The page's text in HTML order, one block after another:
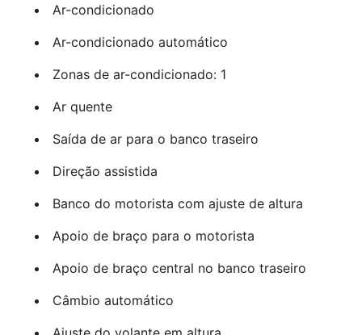
Ar-condicionado
Ar-condicionado automático
Zonas de ar-condicionado: 1
Ar quente
Saída de ar para o banco traseiro
Direção assistida
Banco do motorista com ajuste de altura
Apoio de braço para o motorista
Apoio de braço central no banco traseiro
Câmbio automático